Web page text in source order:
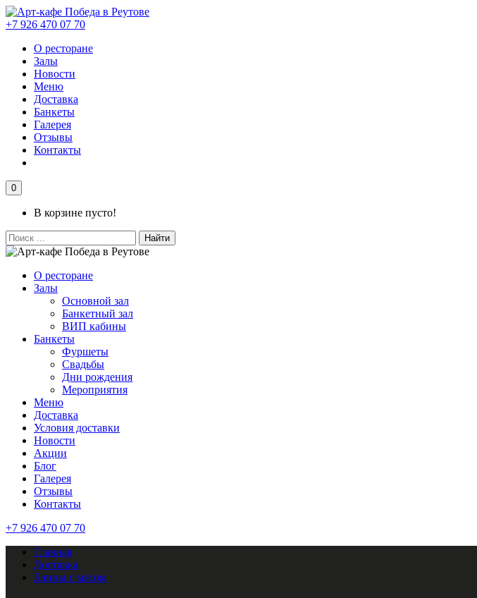
+7 926 470 07 70
О ресторане
Залы
Новости
Меню
Доставка
Банкеты
Галерея
Отзывы
Контакты
0
В корзине пусто!
Найти
О ресторане
Залы
Основной зал
Банкетный зал
ВИП кабины
Банкеты
Фуршеты
Свадьбы
Дни рождения
Мероприятия
Меню
Доставка
Условия доставки
Новости
Акции
Блог
Галерея
Отзывы
Контакты
+7 926 470 07 70
Главная
Доставка
Блины с мясом